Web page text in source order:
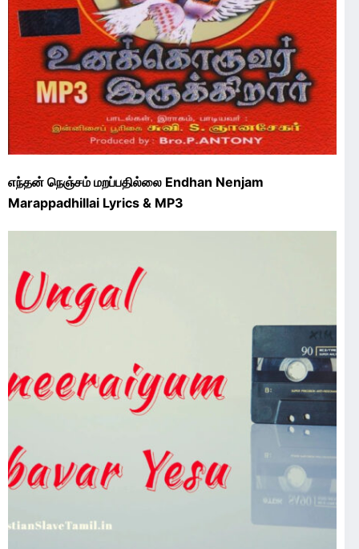
எந்தன் நெஞ்சம் மறப்பதில்லை Endhan Nenjam
Marappadhillai Lyrics & MP3